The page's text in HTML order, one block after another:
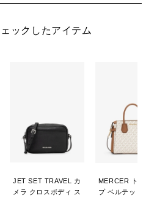
ックしたアイテム
JET SET TRAVEL カ
メラ クロスボディ ス
MERCER トップジッ
プ ベルテッド サッチ